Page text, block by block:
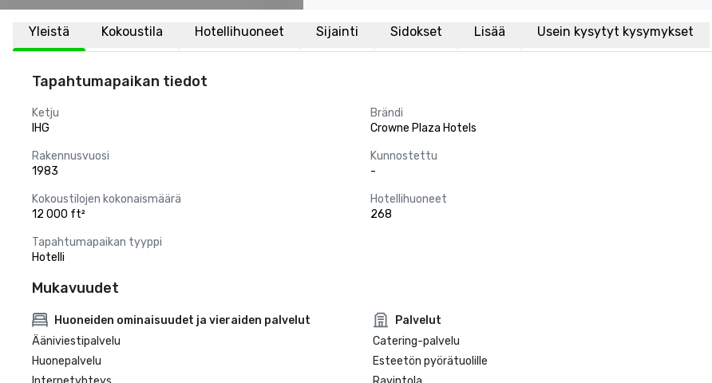
Yleistä Kokoustila Hotellihuoneet Sijainti Sidokset Lisää Usein kysytyt kysymykset
Tapahtumapaikan tiedot
Ketju
IHG
Brändi
Crowne Plaza Hotels
Rakennusvuosi
1983
Kunnostettu
-
Kokoustilojen kokonaismäärä
12 000 ft²
Hotellihuoneet
268
Tapahtumapaikan tyyppi
Hotelli
Mukavuudet
Huoneiden ominaisuudet ja vieraiden palvelut
Ääniviestipalvelu
Huonepalvelu
Palvelut
Catering-palvelu
Esteetön pyörätuolille